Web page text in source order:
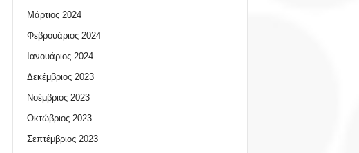
Μάρτιος 2024
Φεβρουάριος 2024
Ιανουάριος 2024
Δεκέμβριος 2023
Νοέμβριος 2023
Οκτώβριος 2023
Σεπτέμβριος 2023